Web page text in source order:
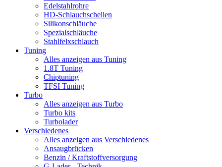
Edelstahlrohre
HD-Schlauchschellen
Silikonschläuche
Spezialschläuche
Stahlfelxschlauch
Tuning
Alles anzeigen aus Tuning
1.8T Tuning
Chiptuning
TFSI Tuning
Turbo
Alles anzeigen aus Turbo
Turbo kits
Turbolader
Verschiedenes
Alles anzeigen aus Verschiedenes
Ansaugbrücken
Benzin / Kraftstoffversorgung